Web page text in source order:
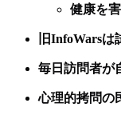
健康を
旧InfoWarsは
毎日訪問者が
心理的拷問の